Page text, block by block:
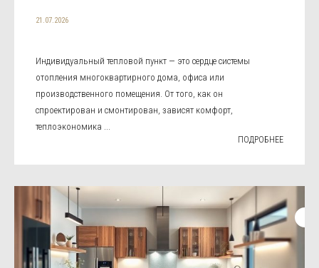
21.07.2026
Индивидуальный тепловой пункт — это сердце системы
отопления многоквартирного дома, офиса или
производственного помещения. От того, как он
спроектирован и смонтирован, зависят комфорт,
теплоэкономика ...
ПОДРОБНЕЕ